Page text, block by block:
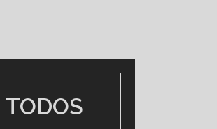
São Paulo/SP -